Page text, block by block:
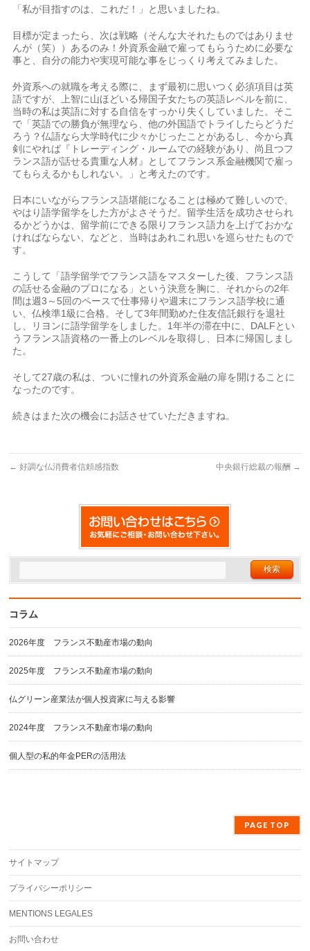
「私が目指すのは、これだ！」と思いましたね。
目標が定まったら、次は戦略（そんな大それたものではありませ
んが（笑））あるのみ！外資系金融で雇ってもらうために必要な
事と、自分の能力や実現可能な事をじっくり考えてみました。
外資系への就職を考える際に、まず最初に思いつく必須項目は英
語ですが、上智に山ほどいる帰国子女たちの英語レベルを前に、
当時の私は英語に対する自信をすっかり失くしていました。そこ
で「英語での勝負が無理なら、他の外国語でトライしたらどうだ
ろう？仏語なら大学時代に少々かじったことがあるし、今から真
剣にやれば『トレーディング・ルームでの経験があり、尚且つフ
ランス語が話せる貴重な人材』としてフランス系金融機関で雇っ
てもらえるかもしれない。」と考えたのです。
日本にいながらフランス語堪能になることは極めて難しいので、
やはり語学留学をした方がよさそうだ。留学生活を成功させられ
るかどうかは、留学前にできる限りフランス語力を上げておかな
ければならない、などと、当時はあれこれ思いを巡らせたもので
す。
こうして「語学留学でフランス語をマスターした後、フランス語
の話せる金融のプロになる」という決意を胸に、それからの2年
間は週3～5回のペースで仕事帰りや週末にフランス語学校に通
い、仏検準1級に合格。そして3年間勤めた住友信託銀行を退社
し、リヨンに語学留学をしました。1年半の滞在中に、DALFとい
うフランス語資格の一番上のレベルを取得し、日本に帰国しまし
た。
そして27歳の私は、ついに憧れの外資系金融の扉を開けることに
なったのです。
続きはまた次の機会にお話させていただきますね。
← 好調な仏消費者信頼感指数 中央銀行総裁の報酬 →
コラム
2026年度 フランス不動産市場の動向
2025年度 フランス不動産市場の動向
仏グリーン産業法が個人投資家に与える影響
2024年度 フランス不動産市場の動向
個人型の私的年金PERの活用法
PAGE TOP
サイトマップ
プライバシーポリシー
MENTIONS LEGALES
お問い合わせ